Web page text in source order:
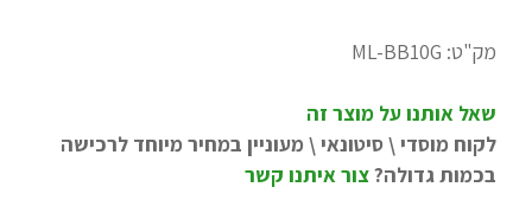
מק"ט: ML-BB10G
שאל אותנו על מוצר זה
לקוח מוסדי \ סיטונאי \ מעוניין במחיר מיוחד לרכישה
בכמות גדולה?צור איתנו קשר